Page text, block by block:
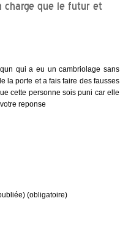
charge que le futur et
qui a eu un cambriolage sans
la porte et a fais faire des fausses
cette personne sois puni car elle
reponse
(obligatoire)